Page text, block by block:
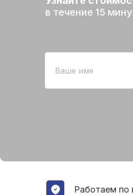
в течение 15
Работаем